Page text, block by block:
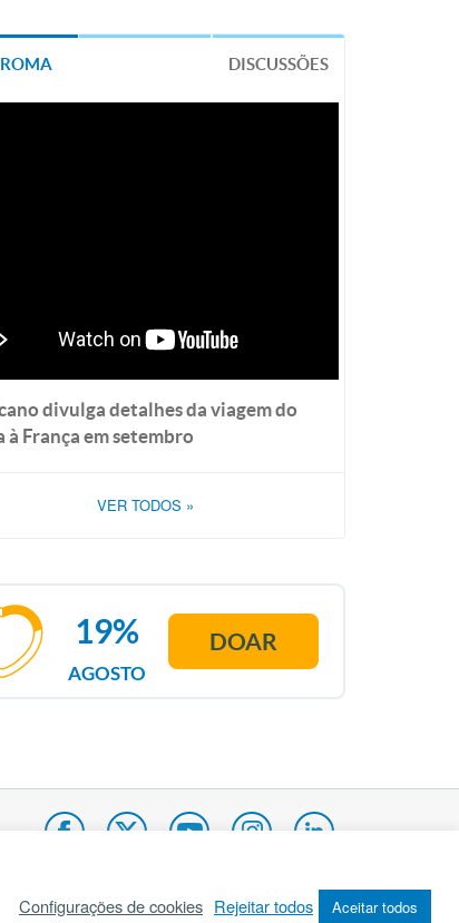
DISCUSSÕES
divulga detalhes da viagem do
à França em setembro
VER TODOS »
AGOSTO
19% DOAR
site Internacional
Configurações de cookies Rejeitar todos Aceitar todos